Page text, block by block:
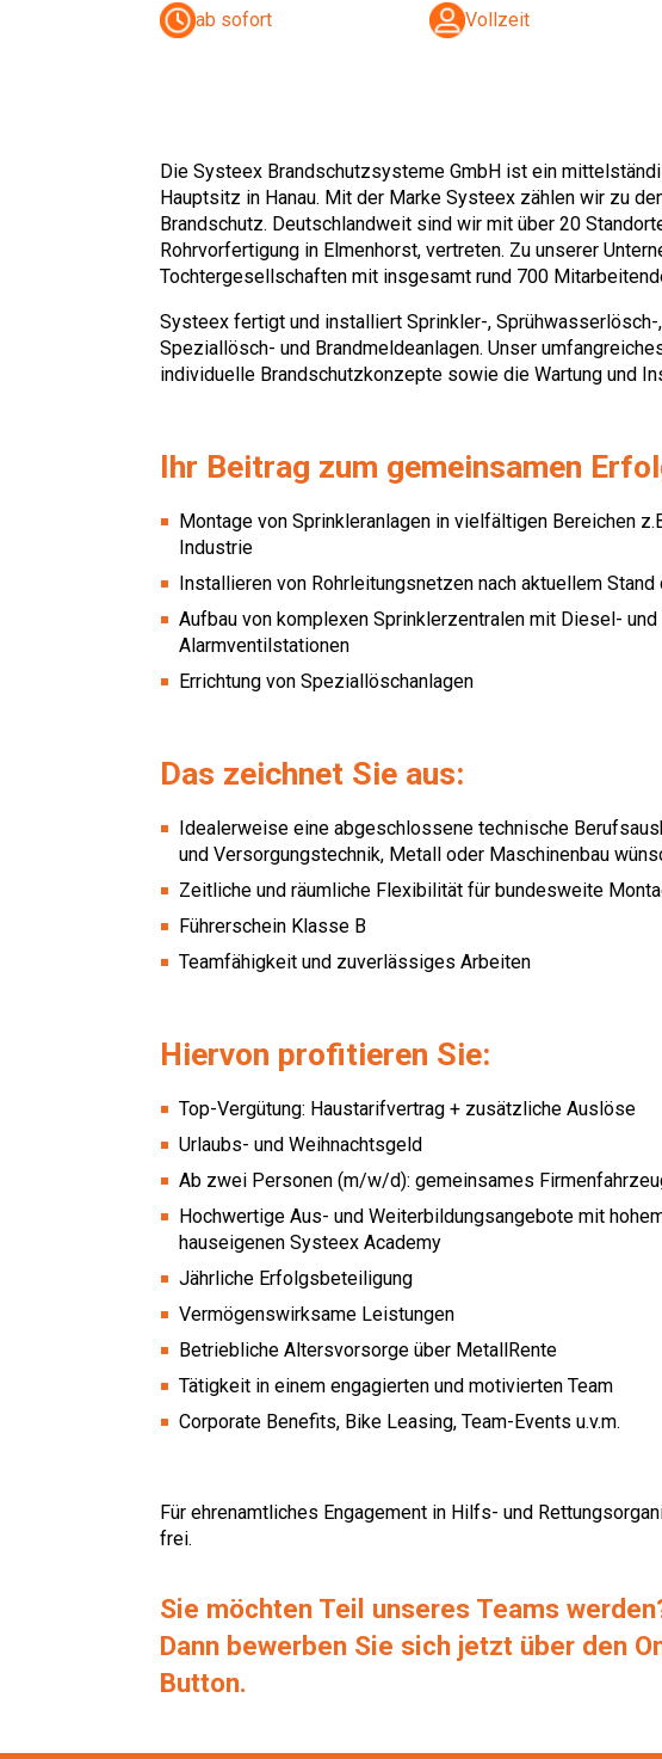
ab sofort Vollzeit
Die Systeex Brandschutzsysteme GmbH ist ein
Hauptsitz in Hanau. Mit der Marke Systeex zählen wir zu
Brandschutz. Deutschlandweit sind wir mit über 20
Rohrvorfertigung in Elmenhorst, vertreten. Zu unserer
Tochtergesellschaften mit insgesamt rund 700
Systeex fertigt und installiert Sprinkler-,
Speziallösch- und Brandmeldeanlagen. Unser
individuelle Brandschutzkonzepte sowie die Wartung und
Ihr Beitrag zum gemeinsamen
Montage von Sprinkleranlagen in vielfältigen Bereichen
Industrie
Installieren von Rohrleitungsnetzen nach aktuellem
Aufbau von komplexen Sprinklerzentralen mit Diesel-
Alarmventilstationen
Errichtung von Speziallöschanlagen
Das zeichnet Sie aus:
Idealerweise eine abgeschlossene technische
und Versorgungstechnik, Metall oder Maschinenbau
Zeitliche und räumliche Flexibilität für bundesweite
Führerschein Klasse B
Teamfähigkeit und zuverlässiges Arbeiten
Hiervon profitieren Sie:
Top-Vergütung: Haustarifvertrag + zusätzliche Auslöse
Urlaubs- und Weihnachtsgeld
Ab zwei Personen (m/w/d): gemeinsames
Hochwertige Aus- und Weiterbildungsangebote mit
hauseigenen Systeex Academy
Jährliche Erfolgsbeteiligung
Vermögenswirksame Leistungen
Betriebliche Altersvorsorge über MetallRente
Tätigkeit in einem engagierten und motivierten Team
Corporate Benefits, Bike Leasing, Team-Events u.v.m.
Für ehrenamtliches Engagement in Hilfs- und
frei.
Sie möchten Teil unseres Teams
Dann bewerben Sie sich jetzt über den
Button.